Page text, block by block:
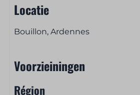
Locatie
Bouillon, Ardennes
Voorzieiningen
Région